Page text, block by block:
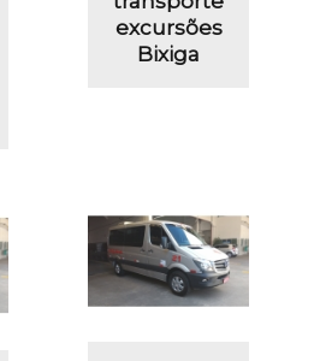
excursões
Bixiga